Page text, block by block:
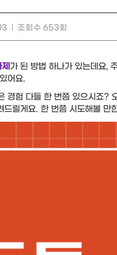
조회수 653회
가 된 방법 하나가 있는데요,
어요.
경험 다들 한 번쯤 있으시죠?
드릴게요. 한 번쯤 시도해볼 만